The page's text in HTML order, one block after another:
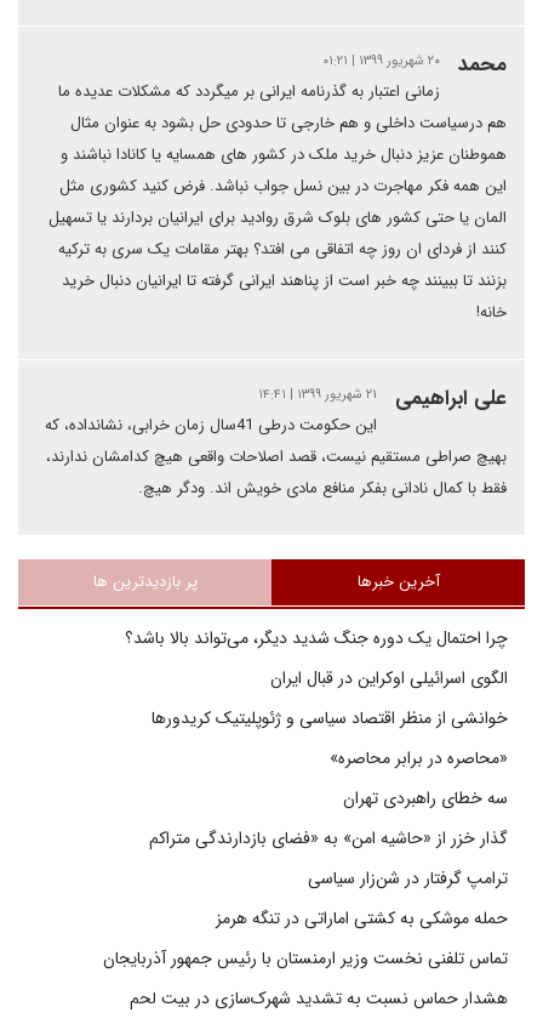
محمد ۲۰ شهریور ۱۳۹۹ | ۰۱:۲۱
زمانی اعتبار به گذرنامه ایرانی بر میگردد که مشکلات عدیده ما
هم درسیاست داخلی و هم خارجی تا حدودی حل بشود به عنوان مثال
هموطنان عزیز دنبال خرید ملک در کشور های همسایه یا کانادا نباشند و
این همه فکر مهاجرت در بین نسل جواب نباشد. فرض کنید کشوری مثل
المان یا حتی کشور های بلوک شرق روادید برای ایرانیان بردارند یا تسهیل
کنند از فردای ان روز چه اتفاقی می افتد؟ بهتر مقامات یک سری به ترکیه
بزنند تا ببینند چه خبر است از پناهند ایرانی گرفته تا ایرانیان دنبال خرید
خانه!
علی ابراهیمی ۲۱ شهریور ۱۳۹۹ | ۱۴:۴۱
این حکومت درطی 41سال زمان خرابی، نشانداده، که
بهیچ صراطی مستقیم نیست، قصد اصلاحات واقعی هیچ کدامشان ندارند،
فقط با کمال نادانی بفکر منافع مادی خویش اند. ودگر هیچ.
آخرین خبرها پر بازدیدترین ها
چرا احتمال یک دوره جنگ شدید دیگر، می‌تواند بالا باشد؟
الگوی اسرائیلی اوکراین در قبال ایران
خوانشی از منظر اقتصاد سیاسی و ژئوپلیتیک کریدورها
«محاصره در برابر محاصره»
سه خطای راهبردی تهران
گذار خزر از «حاشیه امن» به «فضای بازدارندگی متراکم
ترامپ گرفتار در شن‌زار سیاسی
حمله موشکی به کشتی اماراتی در تنگه هرمز
تماس تلفنی نخست وزیر ارمنستان با رئیس جمهور آذربایجان
هشدار حماس نسبت به تشدید شهرک‌سازی در بیت‌ لحم